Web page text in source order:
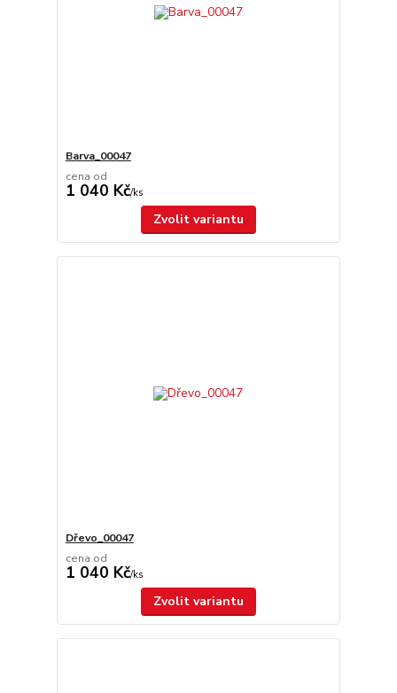
Barva_00047
cena od
1 040 Kč/ks
Zvolit variantu
Dřevo_00047
cena od
1 040 Kč/ks
Zvolit variantu